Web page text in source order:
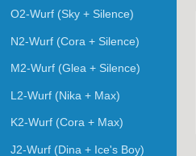
O2-Wurf (Sky + Silence)
N2-Wurf (Cora + Silence)
M2-Wurf (Glea + Silence)
L2-Wurf (Nika + Max)
K2-Wurf (Cora + Max)
J2-Wurf (Dina + Ice's Boy)